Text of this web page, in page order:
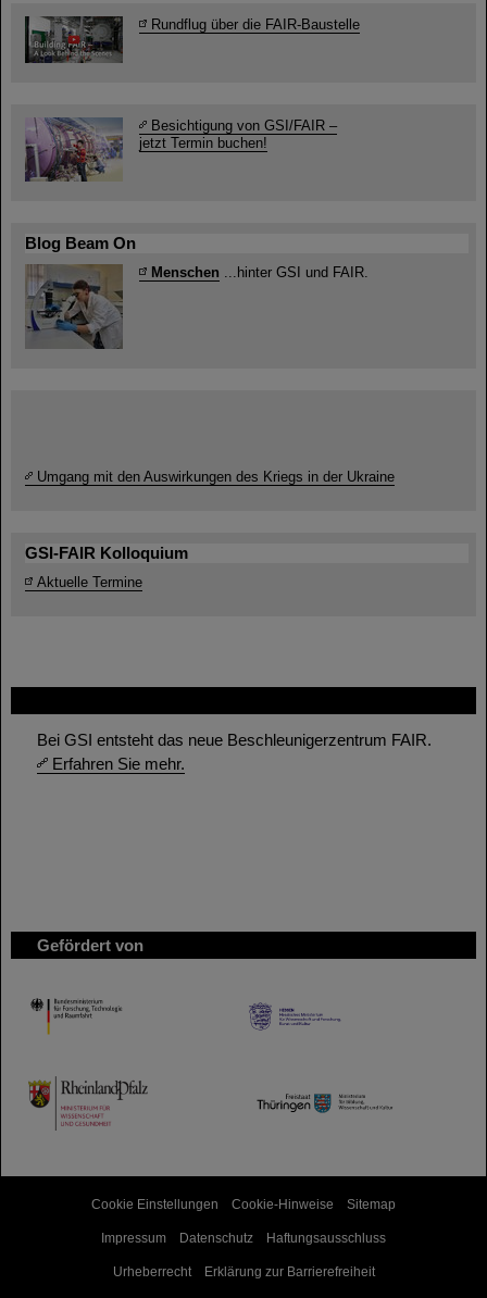
Bei GSI entsteht das neue Beschleunigerzentrum FAIR.
Erfahren Sie mehr.
Gefördert von
HMWK
TMWWDG
Rundflug über die FAIR-Baustelle
Besichtigung von GSI/FAIR –
jetzt Termin buchen!
Blog Beam On
Menschen ...hinter GSI und FAIR.
Umgang mit den Auswirkungen des Kriegs in der Ukraine
GSI-FAIR Kolloquium
Aktuelle Termine
Cookie Einstellungen Cookie-Hinweise Sitemap
Impressum Datenschutz Haftungsausschluss
Urheberrecht Erklärung zur Barrierefreiheit